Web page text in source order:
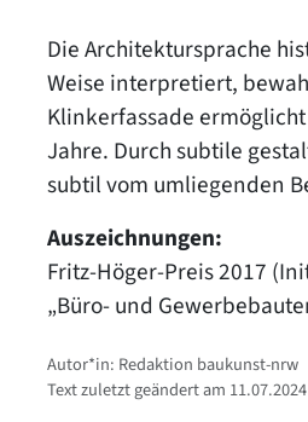
Die Architektursprache
Weise interpretiert,
Klinkerfassade
Jahre. Durch subtile
subtil vom umliegenden
Auszeichnungen:
Fritz-Höger-Preis 2017
„Büro- und
Autor*in: Redaktion baukunst-nrw
Text zuletzt geändert am 11.07.2024